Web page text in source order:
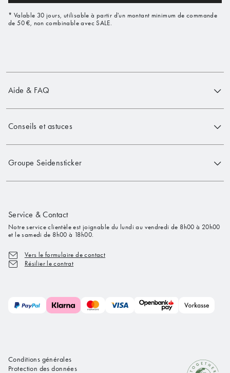
* Valable 30 jours, utilisable à partir d'un montant minimum de commande
de 50 €, non combinable avec SALE.
Aide & FAQ
Conseils et astuces
Groupe Seidensticker
Service & Contact
Notre service clientèle est joignable du lundi au vendredi de 8h00 à 20h00
et le samedi de 8h00 à 18h00.
Vers le formulaire de contact
Résilier le contrat
Conditions générales
Protection des données